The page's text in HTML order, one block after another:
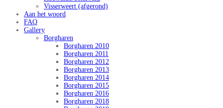
Visserweert (afgerond)
Aan het woord
FAQ
Gallery
Borgharen
Borgharen 2010
Borgharen 2011
Borgharen 2012
Borgharen 2013
Borgharen 2014
Borgharen 2015
Borgharen 2016
Borgharen 2018